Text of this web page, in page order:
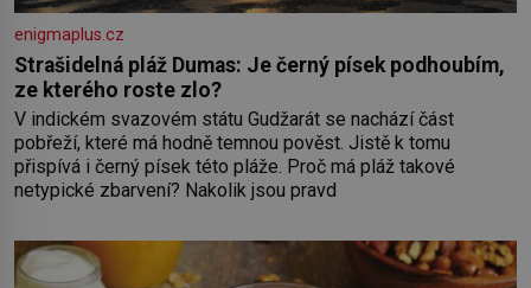
enigmaplus.cz
Strašidelná pláž Dumas: Je černý písek podhoubím,
ze kterého roste zlo?
V indickém svazovém státu Gudžarát se nachází část
pobřeží, které má hodně temnou pověst. Jistě k tomu
přispívá i černý písek této pláže. Proč má pláž takové
netypické zbarvení? Nakolik jsou pravd